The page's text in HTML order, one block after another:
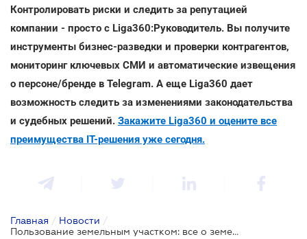
Контролировать риски и следить за репутацией
компании - просто с Liga360:Руководитель. Вы получите
инструменты бизнес-разведки и проверки контрагентов,
мониторинг ключевых СМИ и автоматические извещения
о персоне/бренде в Telegram. А еще Liga360 дает
возможность следить за изменениями законодательства
и судебных решений. Закажите Liga360 и оцените все
преимущества ІТ-решения уже сегодня.
Главная / Новости /
Пользование земельным участком: все о земельном сервитуте